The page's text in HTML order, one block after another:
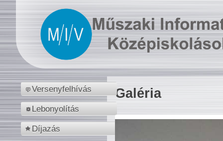
Versenyfelhívás
Lebonyolítás
Díjazás
Galéria